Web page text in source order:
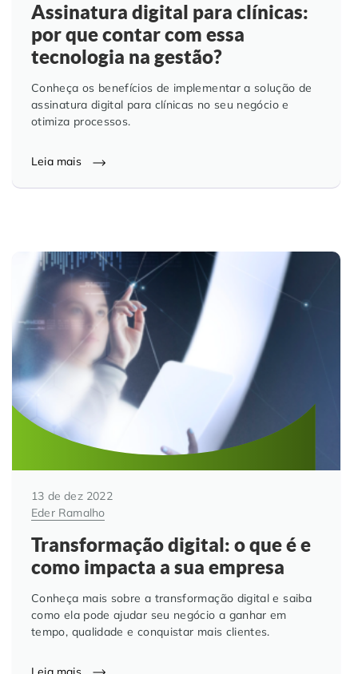
Assinatura digital para clínicas:
por que contar com essa
tecnologia na gestão?
Conheça os benefícios de implementar a solução de
assinatura digital para clínicas no seu negócio e
otimiza processos.
Leia mais
13 de dez 2022
Eder Ramalho
Transformação digital: o que é e
como impacta a sua empresa
Conheça mais sobre a transformação digital e saiba
como ela pode ajudar seu negócio a ganhar em
tempo, qualidade e conquistar mais clientes.